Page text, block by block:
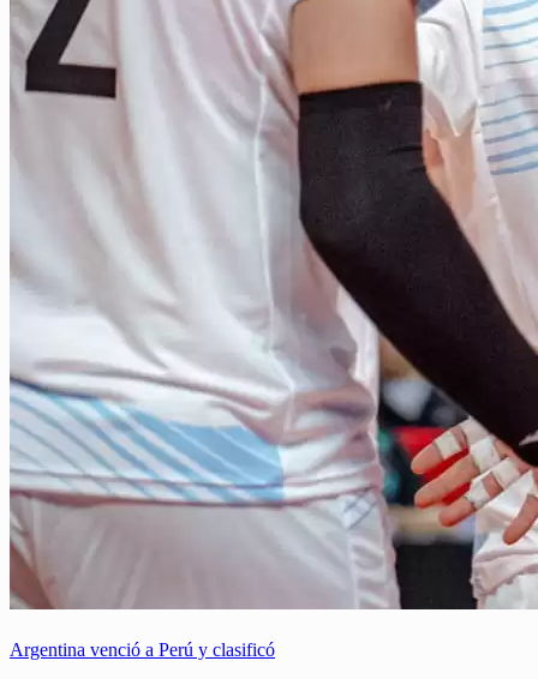
Argentina venció a Perú y clasificó